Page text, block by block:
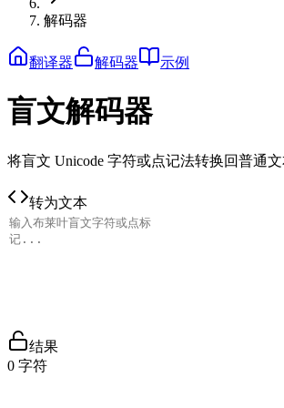
解码器
翻译器 解码器 示例
盲文解码器
将盲文 Unicode 字符或点记法转换回普通
转为文本
结果
0 字符